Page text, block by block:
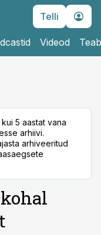
Telli
Videod
5 aastat vana
arhiivi.
arhiveeritud